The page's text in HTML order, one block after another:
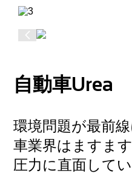
自動車Urea
環境問題が最前
車業界はますま
圧力に直面してい